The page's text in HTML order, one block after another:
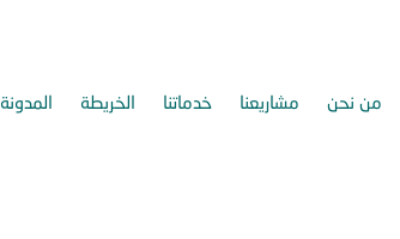
من نحن مشاريعنا خدماتنا الخريطة المدونة